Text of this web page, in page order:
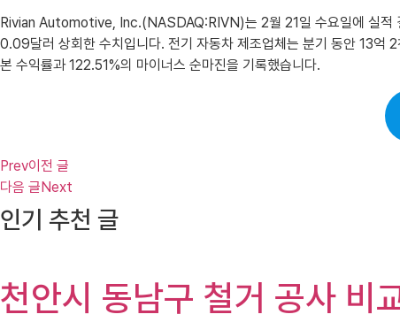
Rivian Automotive, Inc.(NASDAQ:RIVN)는 2월 21일 수요일에 실적
0.09달러 상회한 수치입니다. 전기 자동차 제조업체는 분기 동안 13
본 수익률과 122.51%의 마이너스 순마진을 기록했습니다.
Prev이전 글
다음 글Next
인기 추천 글
천안시 동남구 철거 공사 비